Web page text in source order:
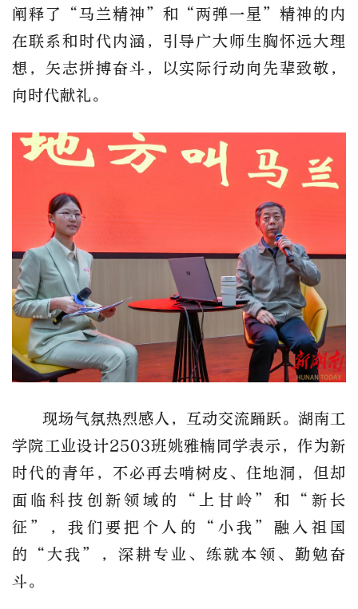
阐释了“马兰精神”和“两弹一星”精神的内
在联系和时代内涵，引导广大师生胸怀远大理
想，矢志拼搏奋斗，以实际行动向先辈致敬，
向时代献礼。
现场气氛热烈感人，互动交流踊跃。 湖南工
学院工业设计2503班姚雅楠同学表示，作为新
时代的青年，不必再去啃树皮、住地洞，但却
面临科技创新领域的“上甘岭”和“新长
征”，我们要把个人的“小我”融入祖国
的“大我”，深耕专业、练就本领、勤勉奋
斗。